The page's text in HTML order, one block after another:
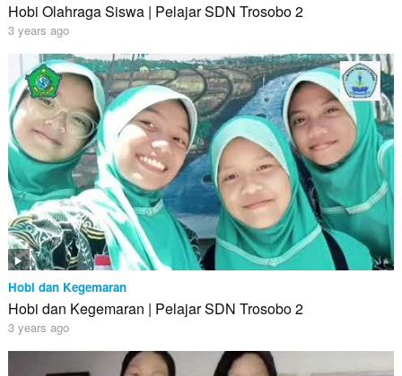
Hobi Olahraga Siswa | Pelajar SDN Trosobo 2
3 years ago
Hobi dan Kegemaran
Hobi dan Kegemaran | Pelajar SDN Trosobo 2
3 years ago